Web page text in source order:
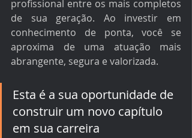
profissional entre os mais completos
de sua geração. Ao investir em
conhecimento de ponta, você se
aproxima de uma atuação mais
abrangente, segura e valorizada.
Esta é a sua oportunidade de
construir um novo capítulo
em sua carreira